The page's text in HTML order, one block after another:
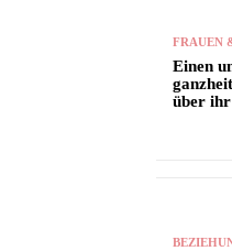
FRAUEN
Einen
über ihr